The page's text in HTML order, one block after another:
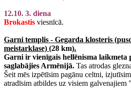
12.10. 3. diena
Brokastis viesnīcā.
Garni templis - Gegarda klosteris
meistarklase) (28 km).
Garni ir vienīgais hellēnisma laikmeta
saglabājies Armēnijā. Tas atrodas
Šeit mēs izpētīsim pagānu celtni,
atradīsim atbildes uz visiem galvenajiem